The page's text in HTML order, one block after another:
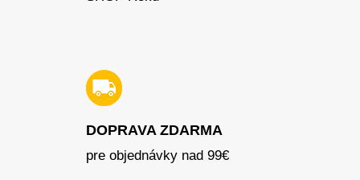
DOPRAVA ZDARMA
pre objednávky nad 99€